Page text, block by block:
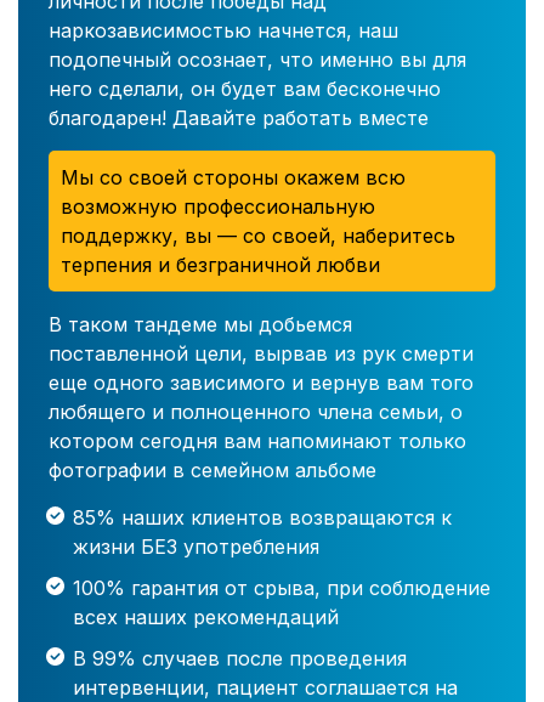
наркозависимостью начнется, наш
подопечный осознает, что именно вы для
него сделали, он будет вам бесконечно
благодарен! Давайте работать вместе
Мы со своей стороны окажем всю
возможную профессиональную
поддержку, вы — со своей, наберитесь
терпения и безграничной любви
В таком тандеме мы добьемся
поставленной цели, вырвав из рук смерти
еще одного зависимого и вернув вам того
любящего и полноценного члена семьи, о
котором сегодня вам напоминают только
фотографии в семейном альбоме
85% наших клиентов возвращаются к
жизни БЕЗ употребления
100% гарантия от срыва, при соблюдение
всех наших рекомендаций
В 99% случаев после проведения
интервенции, пациент соглашается на